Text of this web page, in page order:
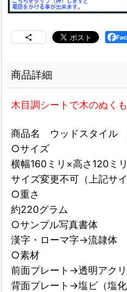
商品詳細
木目調シートで木のぬく
商品名 ウッドスタイル
○サイズ
横幅160ミリ×高さ120ミ
サイズ変更不可（上記サ
○重さ
約220グラム
○サンプル写真書体
漢字・ローマ字→
○素材
前面プレート→透明アク
背面プレート→塩ビ（塩化